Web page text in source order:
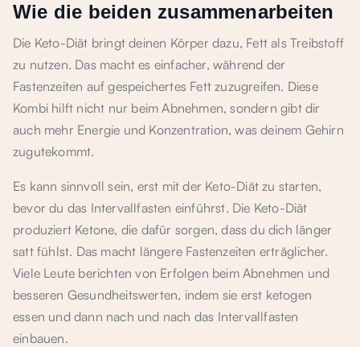
Wie die beiden zusammenarbeiten
Die Keto-Diät bringt deinen Körper dazu, Fett als Treibstoff
zu nutzen. Das macht es einfacher, während der
Fastenzeiten auf gespeichertes Fett zuzugreifen. Diese
Kombi hilft nicht nur beim Abnehmen, sondern gibt dir
auch mehr Energie und Konzentration, was deinem Gehirn
zugutekommt.
Es kann sinnvoll sein, erst mit der Keto-Diät zu starten,
bevor du das Intervallfasten einführst. Die Keto-Diät
produziert Ketone, die dafür sorgen, dass du dich länger
satt fühlst. Das macht längere Fastenzeiten erträglicher.
Viele Leute berichten von Erfolgen beim Abnehmen und
besseren Gesundheitswerten, indem sie erst ketogen
essen und dann nach und nach das Intervallfasten
einbauen.